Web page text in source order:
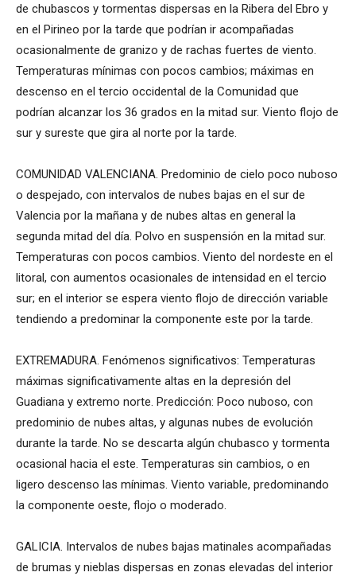
de chubascos y tormentas dispersas en la Ribera del Ebro y
en el Pirineo por la tarde que podrían ir acompañadas
ocasionalmente de granizo y de rachas fuertes de viento.
Temperaturas mínimas con pocos cambios; máximas en
descenso en el tercio occidental de la Comunidad que
podrían alcanzar los 36 grados en la mitad sur. Viento flojo de
sur y sureste que gira al norte por la tarde.
COMUNIDAD VALENCIANA. Predominio de cielo poco nuboso
o despejado, con intervalos de nubes bajas en el sur de
Valencia por la mañana y de nubes altas en general la
segunda mitad del día. Polvo en suspensión en la mitad sur.
Temperaturas con pocos cambios. Viento del nordeste en el
litoral, con aumentos ocasionales de intensidad en el tercio
sur; en el interior se espera viento flojo de dirección variable
tendiendo a predominar la componente este por la tarde.
EXTREMADURA. Fenómenos significativos: Temperaturas
máximas significativamente altas en la depresión del
Guadiana y extremo norte. Predicción: Poco nuboso, con
predominio de nubes altas, y algunas nubes de evolución
durante la tarde. No se descarta algún chubasco y tormenta
ocasional hacia el este. Temperaturas sin cambios, o en
ligero descenso las mínimas. Viento variable, predominando
la componente oeste, flojo o moderado.
GALICIA. Intervalos de nubes bajas matinales acompañadas
de brumas y nieblas dispersas en zonas elevadas del interior